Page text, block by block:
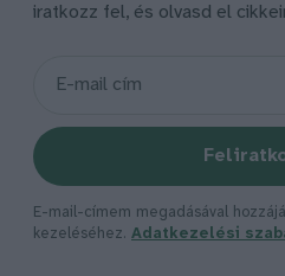
iratkozz fel, és olvasd el
E-mail-címem megadásával
kezeléséhez. Adatkezelési